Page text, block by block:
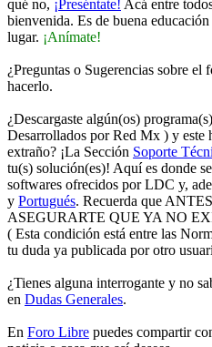
qué no, ¡Preséntate! Acá entre
bienvenida. Es de buena
lugar. ¡Anímate!
¿Preguntas o Sugerencias sobre el
hacerlo.
¿Descargaste algún(os)
Desarrollados por Red Mx ) y este
extraño? ¡La Sección Soporte
tu(s) solución(es)! Aquí es donde
softwares ofrecidos por LDC y,
y Portugués. Recuerda que
ASEGURARTE QUE YA NO
( Esta condición está entre las
tu duda ya publicada por otro
¿Tienes alguna interrogante y no
en Dudas Generales.
En Foro Libre puedes compartir